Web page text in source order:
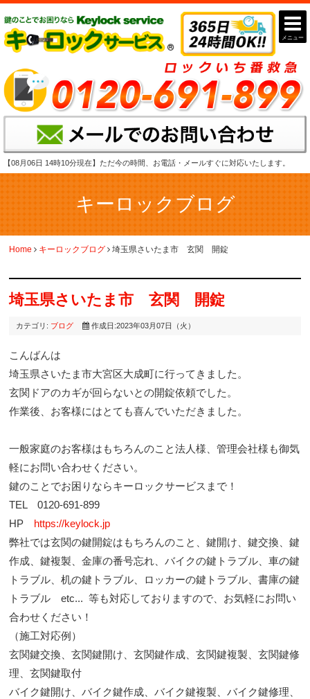
メニュー
【08月06日 14時10分現在】 ただ今の時間、お電話・メールすぐに対応いたします。
キーロックブログ
Home キーロックブログ 埼玉県さいたま市 玄関 開錠
埼玉県さいたま市 玄関 開錠
カテゴリ: ブログ 作成日:2023年03月07日（火）
こんばんは
埼玉県さいたま市大宮区大成町に行ってきました。
玄関ドアのカギが回らないとの開錠依頼でした。
作業後、お客様にはとても喜んでいただきました。
一般家庭のお客様はもちろんのこと法人様、管理会社様も御気
軽にお問い合わせください。
鍵のことでお困りならキーロックサービスまで！
TEL 0120-691-899
HP https://keylock.jp
弊社では玄関の鍵開錠はもちろんのこと、鍵開け、鍵交換、鍵
作成、鍵複製、金庫の番号忘れ、バイクの鍵トラブル、車の鍵
トラブル、机の鍵トラブル、ロッカーの鍵トラブル、書庫の鍵
トラブル etc... 等も対応しておりますので、お気軽にお問い
合わせください！
（施工対応例）
玄関鍵交換、玄関鍵開け、玄関鍵作成、玄関鍵複製、玄関鍵修
理、玄関鍵取付
バイク鍵開け、バイク鍵作成、バイク鍵複製、バイク鍵修理、